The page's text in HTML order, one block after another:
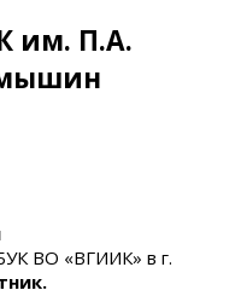
им. П.А.
ВО «ВГИИК» в г.